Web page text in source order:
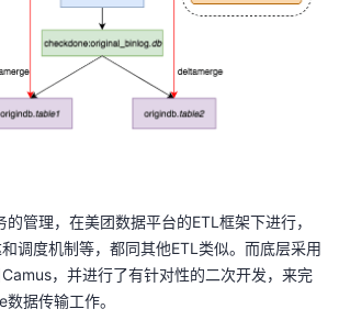
管理，在美团数据平台的ETL框架下进行，
调度机制等，都同其他ETL类似。而底层采用
，并进行了有针对性的二次开发，来完
据传输工作。